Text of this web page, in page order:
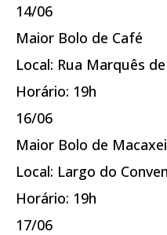
14/06
Maior Bolo de Café
Local: Rua Marquês
Horário: 19h
16/06
Maior Bolo de
Local: Largo do
Horário: 19h
17/06